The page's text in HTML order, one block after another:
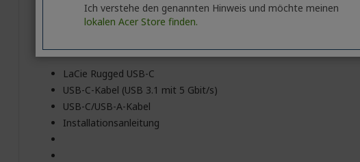
LaCie Rugged USB-C
USB-C-Kabel (USB 3.1 mit 5 Gbit/s)
USB-C/USB-A-Kabel
Installationsanleitung
Ich verstehe den genannten Hinweis und möchte meinen
lokalen Acer Store finden.